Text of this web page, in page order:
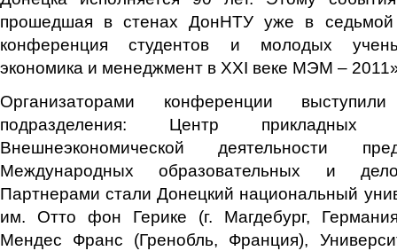
прошедшая в стенах ДонНТУ уже в
конференция студентов и молодых
экономика и менеджмент в XXI веке МЭМ –
Организаторами конференции
подразделения: Центр прикладных
Внешнеэкономической деятельности
Международных образовательных и
Партнерами стали Донецкий национальный
им. Отто фон Герике (г. Магдебург,
Мендес Франс (Гренобль, Франция),